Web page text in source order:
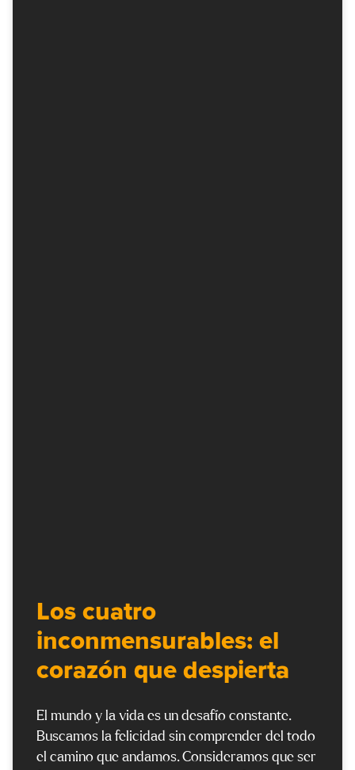
Los cuatro
inconmensurables: el
corazón que despierta
El mundo y la vida es un desafío constante.
Buscamos la felicidad sin comprender del todo
el camino que andamos. Consideramos que ser